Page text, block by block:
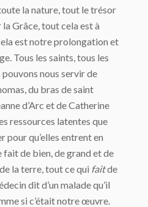
la nature, tout le trésor
Grâce, tout cela est à
est notre prolongation et
Tous les saints, tous les
nous servir de
du bras de saint
d’Arc et de Catherine
ressources latentes que
pour qu’elles entrent en
de bien, de grand et de
la terre, tout ce qui faitde
dit d’un malade qu’il
si c’était notre œuvre.